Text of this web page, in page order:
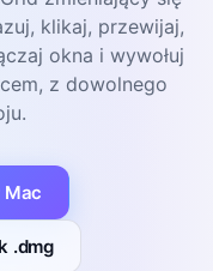
klikaj, przewijaj,
okna i wywołuj
z dowolnego
.dmg